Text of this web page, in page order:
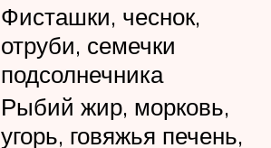
Фисташки, чеснок,
отруби, семечки
подсолнечника
Рыбий жир, морковь,
угорь, говяжья печень,